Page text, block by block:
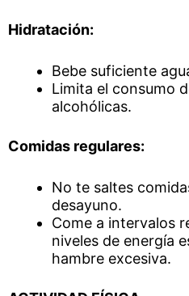
Hidratación:
Bebe suficiente
Limita el consumo
alcohólicas.
Comidas regulares:
No te saltes
desayuno.
Come a intervalos
niveles de energía
hambre excesiva.